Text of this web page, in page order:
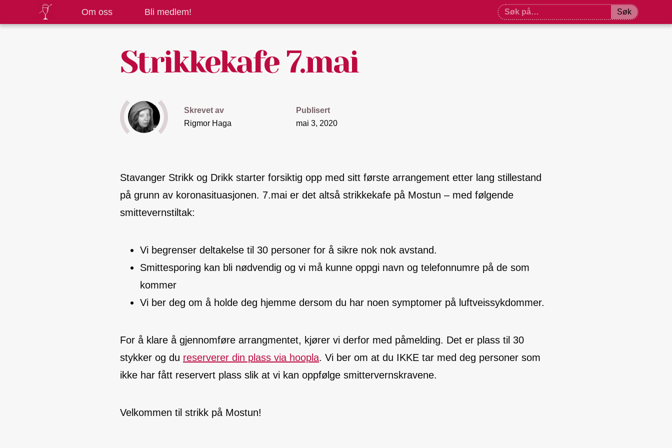
Om oss Bli medlem! Søk
Strikkekafe 7.mai
Skrevet av
Rigmor Haga
Publisert
mai 3, 2020
Stavanger Strikk og Drikk starter forsiktig opp med sitt første arrangement etter lang stillestand
på grunn av koronasituasjonen. 7.mai er det altså strikkekafe på Mostun – med følgende
smittevernstiltak:
Vi begrenser deltakelse til 30 personer for å sikre nok nok avstand.
Smittesporing kan bli nødvendig og vi må kunne oppgi navn og telefonnumre på de som
kommer
Vi ber deg om å holde deg hjemme dersom du har noen symptomer på luftveissykdommer.
For å klare å gjennomføre arrangmentet, kjører vi derfor med påmelding. Det er plass til 30
stykker og du reserverer din plass via hoopla. Vi ber om at du IKKE tar med deg personer som
ikke har fått reservert plass slik at vi kan oppfølge smittervernskravene.
Velkommen til strikk på Mostun!